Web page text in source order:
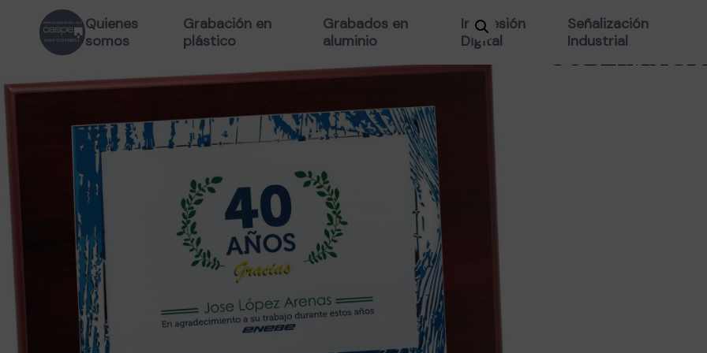
Quienes
somos
Grabación en
plástico
Grabados en
aluminio
Impresión
Digital
Señalización
Industrial
PLACA 17-